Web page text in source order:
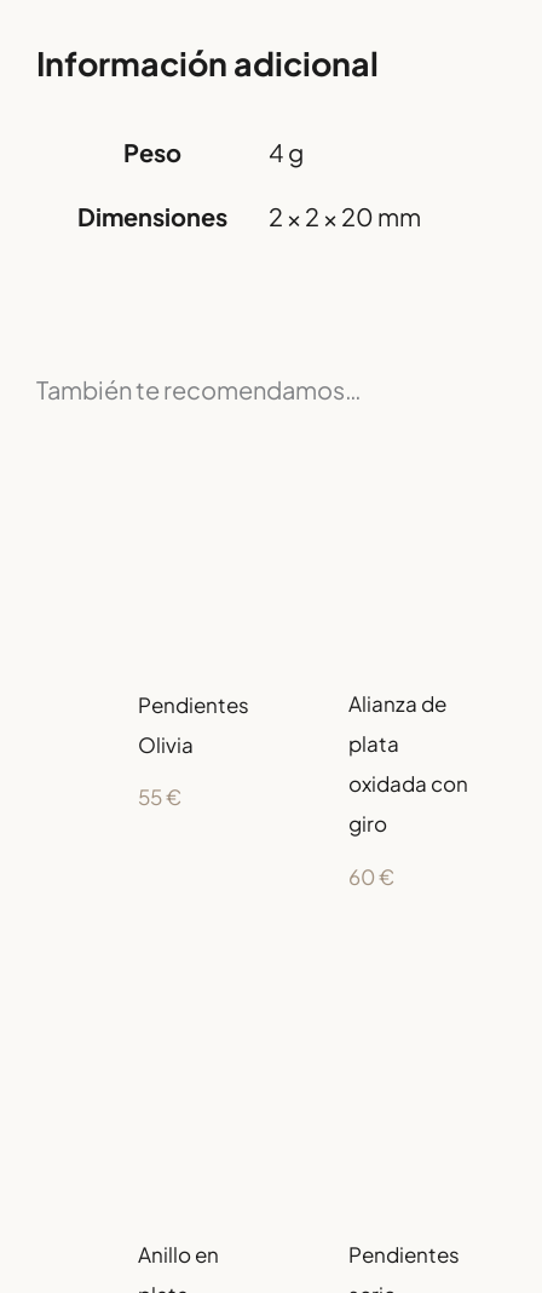
Información adicional
Peso 4 g
Dimensiones 2 × 2 × 20 mm
También te recomendamos…
Pendientes
Olivia
55€
Alianza de
plata
oxidada con
giro
60€
Anillo en
Pendientes